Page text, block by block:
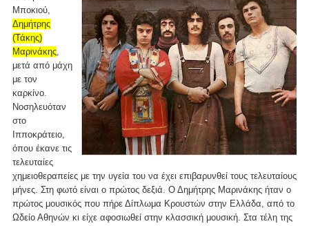
Μποκιού,
Δημήτρης
(Τάκης)
Μαρινάκης,
μετά από μάχη
με τον
καρκίνο.
Νοσηλευόταν
στο
Ιπποκράτειο,
όπου έκανε τις
τελευταίες
χημειοθεραπείες με την υγεία του να έχει επιβαρυνθεί τους τελευταίους
μήνες. Στη φωτό είναι ο πρώτος δεξιά. Ο Δημήτρης Μαρινάκης ήταν ο
πρώτος μουσικός που πήρε Δίπλωμα Κρουστών στην Ελλάδα, από το
Ωδείο Αθηνών κι είχε αφοσιωθεί στην κλασσική μουσική. Στα τέλη της